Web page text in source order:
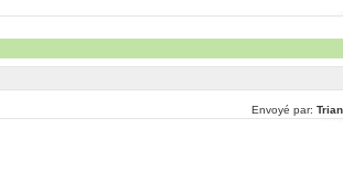
Envoyé par: